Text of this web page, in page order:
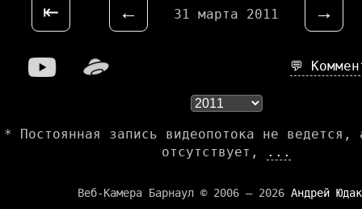
⇤ ← 31 марта 2011 →
💬
* Постоянная запись видеопотока не ведется,
отсутствует,
...
Веб-Камера Барнаул © 2006 — 2026 Андрей